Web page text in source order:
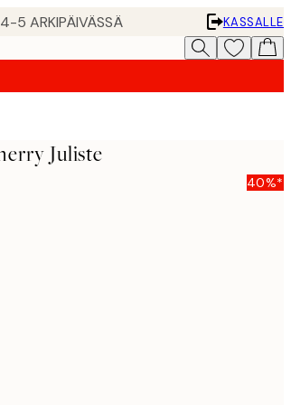
5 ARKIPÄIVÄSSÄ
KASSALLE
Juliste
40%*